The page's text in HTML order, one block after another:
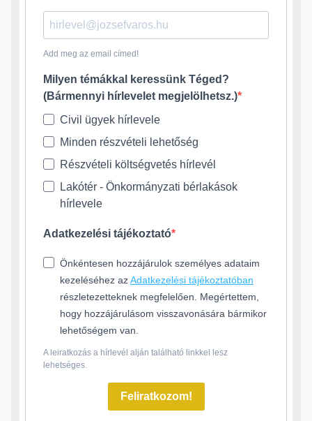
Add meg az email címed!
Milyen témákkal keressünk Téged?
(Bármennyi hírlevelet megjelölhetsz.)
Civil ügyek hírlevele
Minden részvételi lehetőség
Részvételi költségvetés hírlevél
Lakótér - Önkormányzati bérlakások
hírlevele
Adatkezelési tájékoztató
Önkéntesen hozzájárulok személyes adataim
kezeléséhez azAdatkezelési tájékoztatóban
részletezetteknek megfelelően. Megértettem,
hogy hozzájárulásom visszavonására bármikor
lehetőségem van.
A leiratkozás a hírlevél alján található linkkel lesz
lehetséges.
Feliratkozom!